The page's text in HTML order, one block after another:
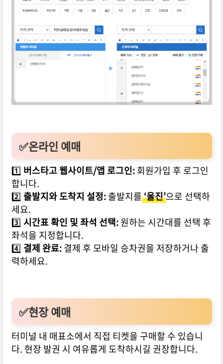
✅온라인 예매
1️⃣ 버스타고 웹사이트/앱 로그인:회원가입 후 로그인
합니다.
2️⃣ 출발지와 도착지 설정:출발지를‘울진’으로 선택하
세요.
3️⃣시간표 확인 및 좌석 선택:원하는 시간대를 선택 후
좌석을 지정합니다.
4️⃣ 결제 완료:결제 후 모바일 승차권을 저장하거나 출
력하세요.
✅현장 예매
터미널 내 매표소에서 직접 티켓을 구매할 수 있습니
다. 현장 발권 시 여유롭게 도착하시길 권장합니다.